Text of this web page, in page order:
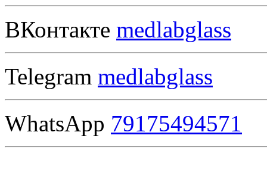
ВКонтакте medlabglass
Telegram medlabglass
WhatsApp 79175494571